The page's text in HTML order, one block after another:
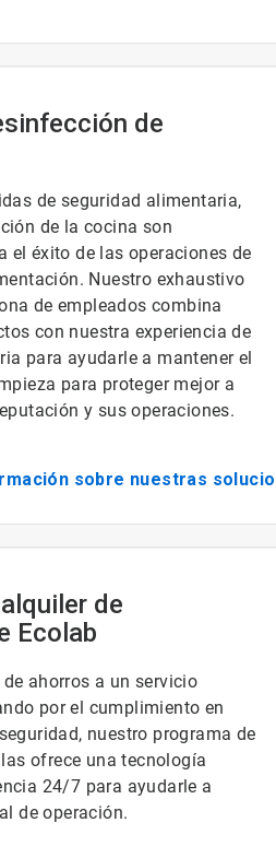
de
de seguridad alimentaria,
de la cocina son
el éxito de las operaciones de
Nuestro exhaustivo
de empleados combina
con nuestra experiencia de
para ayudarle a mantener el
para proteger mejor a
y sus operaciones.
sobre nuestras
de
Ecolab
ahorros a un servicio
por el cumplimiento en
nuestro programa de
ofrece una tecnología
24/7 para ayudarle a
de operación.